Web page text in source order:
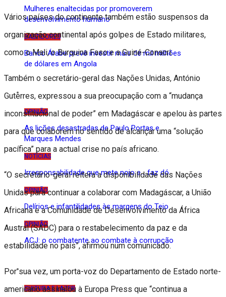
Mulheres enaltecidas por promoverem
desenvolvimento humano
BASTIDORES
Banco Árabe prevê investir mais de mil milhões
de dólares em Angola
OPINIÃO
As lições desastradas de Paulo Portas e
Marques Mendes
NOTÍCIAS
Irresponsabilidade que mete nojo e… faz dó
OPINIÃO
Delírios e infantilidades às margens do Tejo
OPINIÃO
ACJ: o combatente ao combate à corrupção
Cultura e Lazer
CULTURA E LAZER
Vários países do continente também estão suspensos da
organização continental após golpes de Estado militares,
como o Mali, o Burquina Faso e a Guiné-Conacri.
Também o secretário-geral das Nações Unidas, António
Guterres, expressou a sua preocupação com a “mudança
inconstitucional de poder” em Madagáscar e apelou às partes
para que colaborem no sentido de alcançar uma “solução
pacífica” para a actual crise no país africano.
“O secretário-geral reitera a disponibilidade das Nações
Unidas para continuar a colaborar com Madagáscar, a União
Africana e a Comunidade de Desenvolvimento da África
Austral (SADC) para o restabelecimento da paz e da
estabilidade no país”, afirmou num comunicado.
Por sua vez, um porta-voz do Departamento de Estado norte-
americano assinalou à Europa Press que “continua a